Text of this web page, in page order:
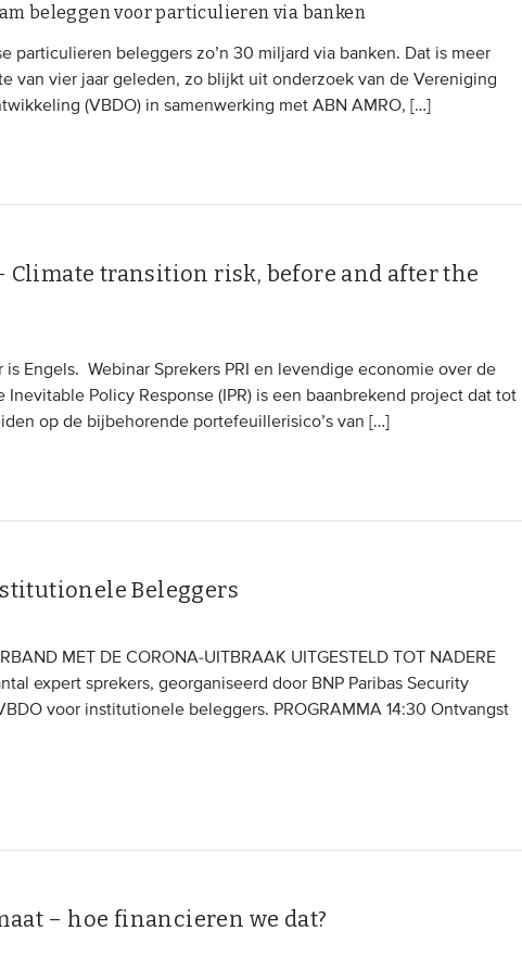
beleggen voor particulieren via banken
particulieren beleggers zo’n 30 miljard via banken. Dat is meer
van vier jaar geleden, zo blijkt uit onderzoek van de Vereniging
(VBDO) in samenwerking met ABN AMRO, […]
Climate transition risk, before and after the
is Engels. Webinar Sprekers PRI en levendige economie over de
Policy Response (IPR) is een baanbrekend project dat tot
op de bijbehorende portefeuillerisico’s van […]
Beleggers
MET DE CORONA-UITBRAAK UITGESTELD TOT NADERE
expert sprekers, georganiseerd door BNP Paribas Security
voor institutionele beleggers. PROGRAMMA 14:30 Ontvangst
– hoe financieren we dat?